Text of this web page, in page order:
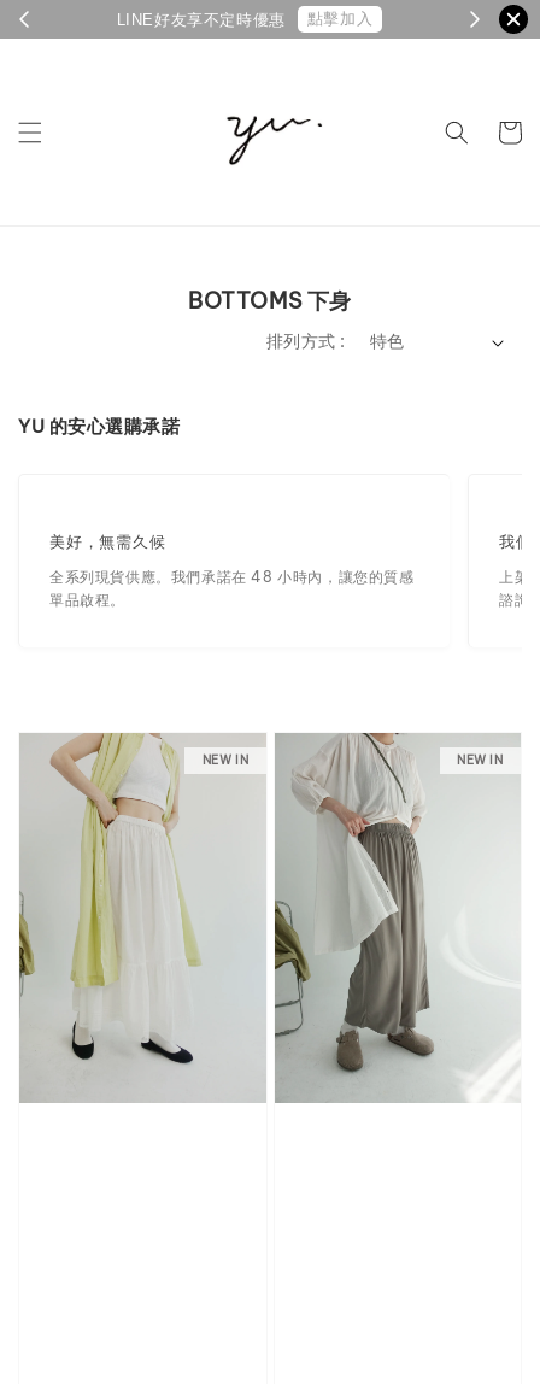
LINE好友享不定時優惠 點擊加入
BOTTOMS 下身
排列方式 :
YU 的安心選購承諾
美好，無需久候
全系列現貨供應。我們承諾在 48 小時內，讓您的質感
單品啟程。
我們
上架
諮詢
NEW IN NEW IN